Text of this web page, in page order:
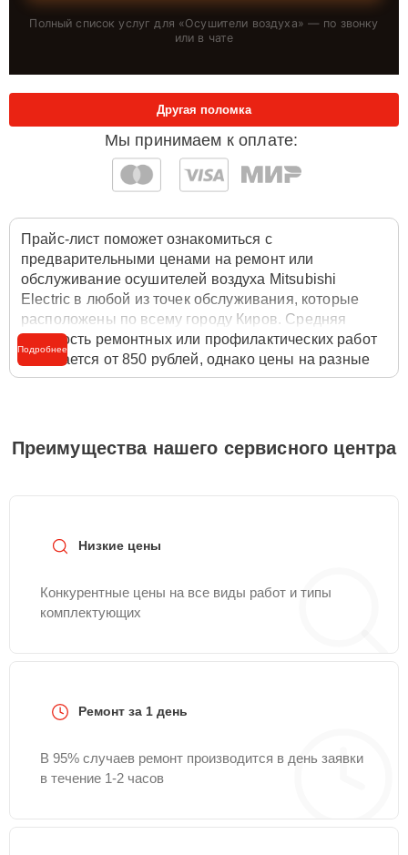
Полный список услуг для «Осушители воздуха» — по звонку
или в чате
Мы принимаем к оплате:
Другая поломка
Прайс-лист поможет ознакомиться с
предварительными ценами на ремонт или
обслуживание осушителей воздуха Mitsubishi
Electric в любой из точек обслуживания, которые
расположены по всему городу Киров. Средняя
стоимость ремонтных или профилактических работ
начинается от 850 рублей, однако цены на разные
виды комплектующих могут различаться. Полную
службы заботы о клиентах. Для расчета итоговой
стоимости ремонта - достаточно позвонить по
Подробнее
Преимущества нашего сервисного центра
Низкие цены
Конкурентные цены на все виды работ и типы
комплектующих
Ремонт за 1 день
В 95% случаев ремонт производится в день заявки
в течение 1-2 часов